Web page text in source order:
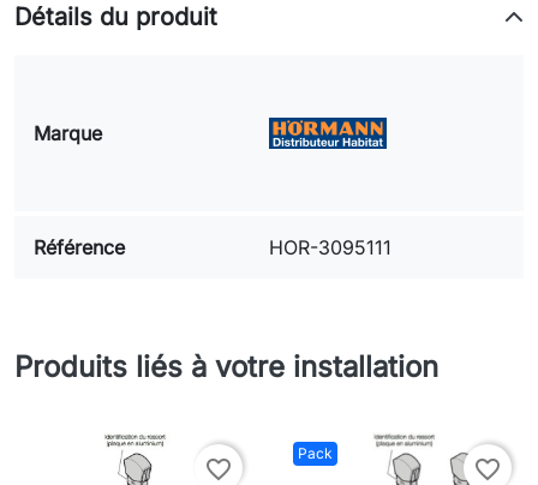
Détails du produit
Marque
Référence HOR-3095111
Produits liés à votre installation
favorite_border
Pack
favorite_border